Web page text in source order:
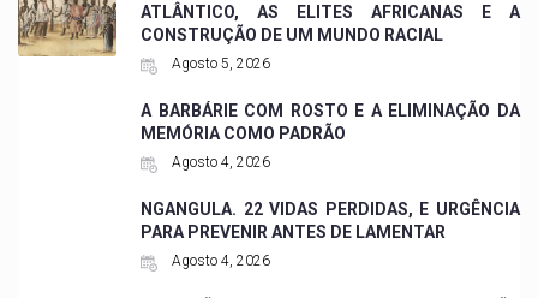
ATLÂNTICO, AS ELITES AFRICANAS E A
CONSTRUÇÃO DE UM MUNDO RACIAL
Agosto 5, 2026
A BARBÁRIE COM ROSTO E A ELIMINAÇÃO DA
MEMÓRIA COMO PADRÃO
Agosto 4, 2026
NGANGULA. 22 VIDAS PERDIDAS, E URGÊNCIA
PARA PREVENIR ANTES DE LAMENTAR
Agosto 4, 2026